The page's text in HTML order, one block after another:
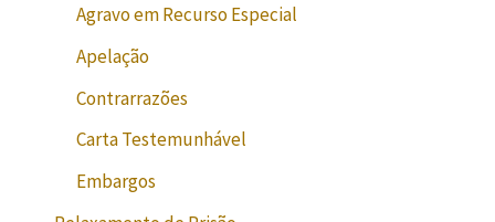
Agravo em Recurso Especial
Apelação
Contrarrazões
Carta Testemunhável
Embargos